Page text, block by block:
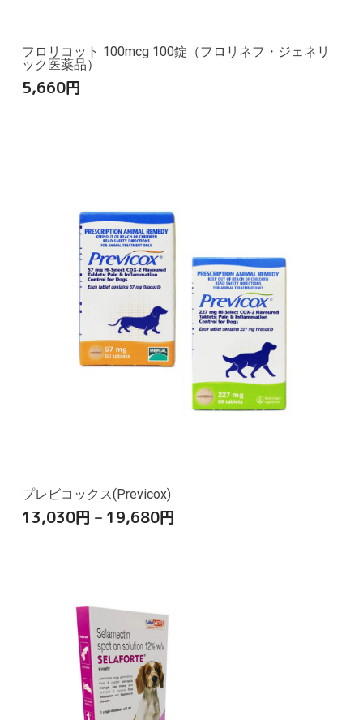
フロリコット 100mcg 100錠（フロリネフ・ジェネリ
ック医薬品）
5,660円
プレビコックス(Previcox)
13,030円 – 19,680円